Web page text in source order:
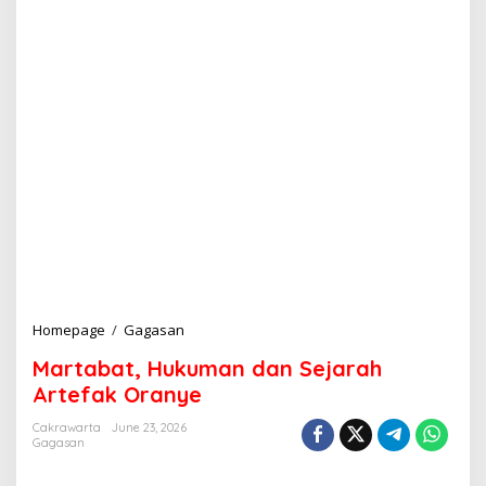
Homepage / Gagasan
r
t
a
b
Martabat, Hukuman dan Sejarah
Artefak Oranye
Cakrawarta
June 23, 2026
Gagasan